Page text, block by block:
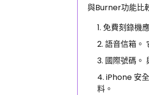
與Burner功能比
免費刻錄機
語音信箱。
國際號碼。
iPhone 安
料。